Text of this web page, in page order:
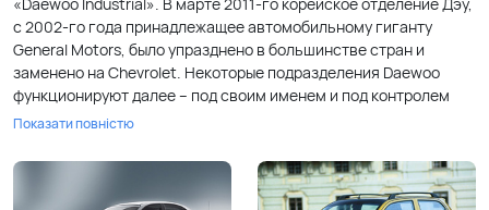
с 2002-го года принадлежащее автомобильному гиганту
General Motors, было упразднено в большинстве стран и
заменено на Chevrolet. Некоторые подразделения Daewoo
функционируют далее – под своим именем и под контролем
иных корпораций.
Представленные на отечественном рынке автомобили Дэу –
недорогие рабочие лошадки. Эти авто популярны среди
Показати повністю